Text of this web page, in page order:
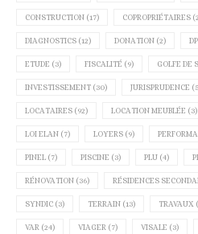
CONSTRUCTION (17) COPROPRIÉTAIRES
DIAGNOSTICS (12) DONATION (2)
ETUDE (3) FISCALITÉ (9) GOLFE DE
INVESTISSEMENT (30) JURISPRUDENCE
LOCATAIRES (92) LOCATION MEUBLÉE (3)
LOI ELAN (7) LOYERS (9)
PINEL (7) PISCINE (3) PLU (4)
RÉNOVATION (36) RÉSIDENCES
SYNDIC (3) TERRAIN (13) TRAVAUX
VAR (24) VIAGER (7) VISALE (3)